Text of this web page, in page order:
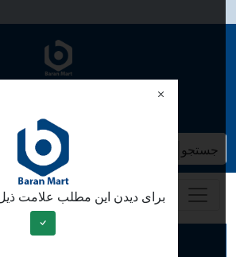
جستجو کنید/ همه چیز در باران مارت
ارسال مطلب برای نشر
برای دیدن این مطلب علامت ذیل